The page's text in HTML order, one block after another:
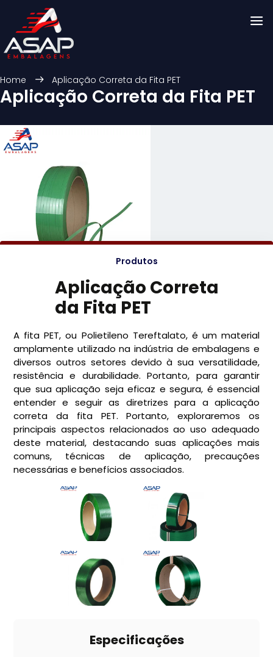
Home Aplicação Correta da Fita PET
Aplicação Correta da Fita PET
Produtos
Aplicação Correta
da Fita PET
A fita PET, ou Polietileno Tereftalato, é um material
amplamente utilizado na indústria de embalagens e
diversos outros setores devido à sua versatilidade,
resistência e durabilidade. Portanto, para garantir
que sua aplicação seja eficaz e segura, é essencial
entender e seguir as diretrizes para a aplicação
correta da fita PET. Portanto, exploraremos os
principais aspectos relacionados ao uso adequado
deste material, destacando suas aplicações mais
comuns, técnicas de aplicação, precauções
necessárias e benefícios associados.
Especificações